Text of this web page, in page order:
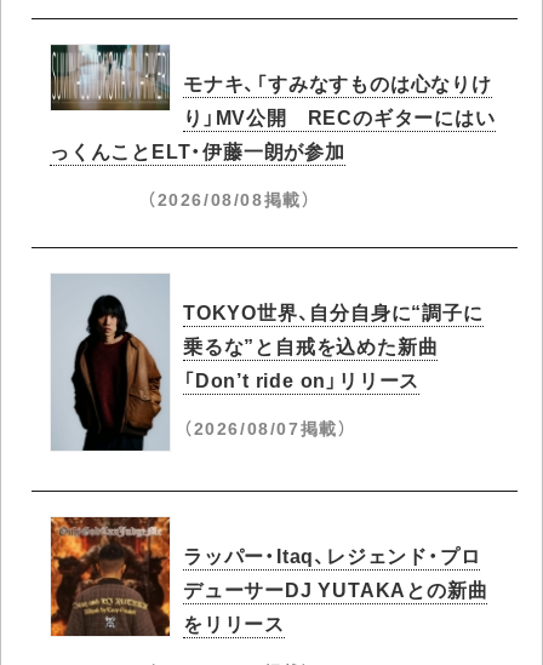
モナキ、「すみなすものは心なりけ
り」MV公開 RECのギターにはい
っくんことELT・伊藤一朗が参加
（2026/08/08掲載）
TOKYO世界、自分自身に“調子に
乗るな”と自戒を込めた新曲
「Don’t ride on」リリース
（2026/08/07掲載）
ラッパー・Itaq、レジェンド・プロ
デューサーDJ YUTAKAとの新曲
をリリース